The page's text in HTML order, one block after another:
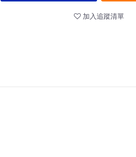
加入追蹤清單